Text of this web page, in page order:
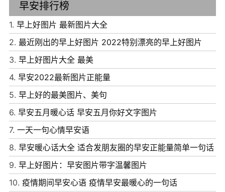
早安排行榜
1. 早上好图片 最新图片大全
2. 最近刚出的早上好图片 2022特别漂亮的早上好图片
3. 早上好图片大全 最美
4. 早安2022最新图片正能量
5. 早上好的最美图片、美句
6. 早安五月暖心话 早安五月你好文字图片
7. 一天一句心情早安语
8. 早安暖心话大全 适合发朋友圈的早安正能量简单一句话
9. 早上好图片：早安图片带字温馨图片
10. 疫情期间早安心语 疫情早安最暖心的一句话